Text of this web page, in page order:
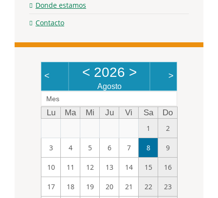
Donde estamos
Contacto
< < 2026 >
Agosto
>
Mes
Lu Ma Mi Ju Vi Sa
Do
1
2
3 4 5 6 7 8 9
10 11 12 13 14 15 16
17 18 19 20 21 22 23